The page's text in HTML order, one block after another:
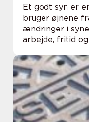
Et godt syn er
bruger øjnene
ændringer i
arbejde, fritid
tjekket, selvom